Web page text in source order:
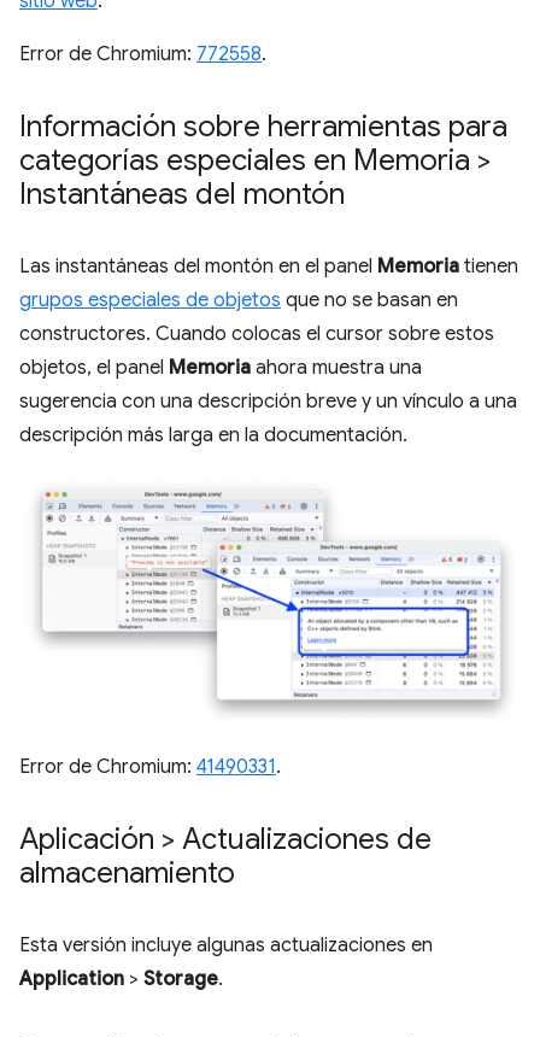
Error de Chromium: 772558.
Información sobre herramientas para
categorías especiales en Memoria >
Instantáneas del montón
Las instantáneas del montón en el panel Memoria tienen
grupos especiales de objetos que no se basan en
constructores. Cuando colocas el cursor sobre estos
objetos, el panel Memoria ahora muestra una
sugerencia con una descripción breve y un vínculo a una
descripción más larga en la documentación.
Error de Chromium: 41490331.
Aplicación > Actualizaciones de
almacenamiento
Esta versión incluye algunas actualizaciones en
Application > Storage.